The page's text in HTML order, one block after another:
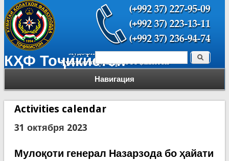
КҲФ Тоҷикистон
Навигация
Форма поиска Поиск
Activities calendar
31 октября 2023
Мулоқоти генерал Назарзода бо ҳайати